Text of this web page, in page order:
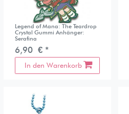
Legend of Mana: The Teardrop
Crystal Gummi Anhänger:
Serafina
6,90 € *
In den Warenkorb